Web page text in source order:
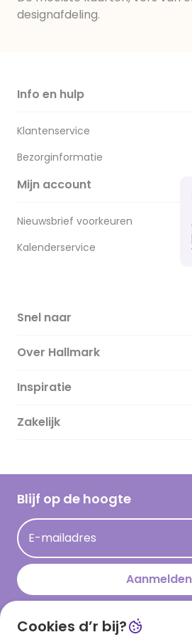
designafdeling.
Info en hulp
Klantenservice
Bezorginformatie
Mijn account
Nieuwsbrief voorkeuren
Kalenderservice
Snel naar
Over Hallmark
Over ons
Duurzaamheid
Hallmark Kaartclub
Acties
Persberichten
Hallmark en Kinderpostzegels
Inspiratie
Magazine
Cadeau inspiratie
Kaartinspiratie
Zakelijk
Blijf op de hoogte
E-mailadres
Aanmelden
Cookies d’r bij?